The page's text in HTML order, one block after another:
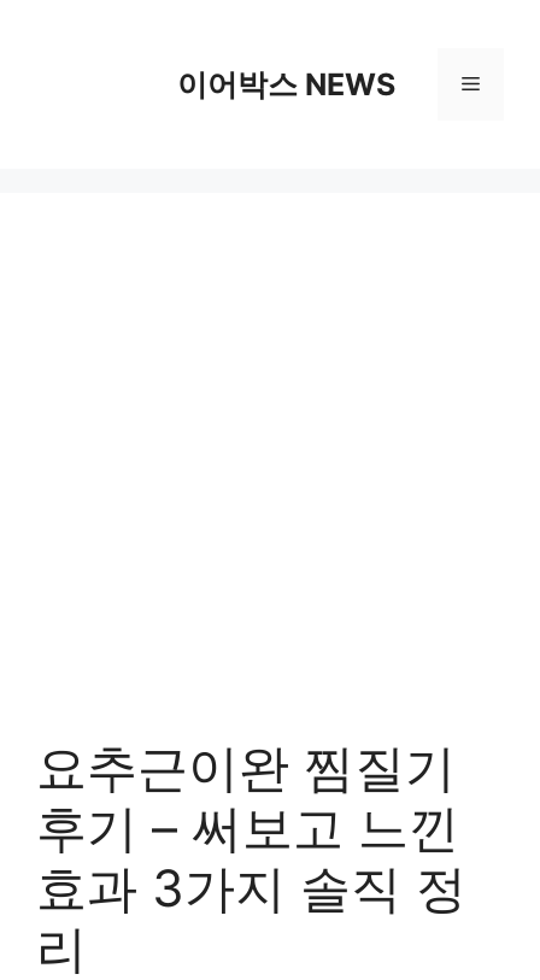
이어박스 NEWS 메
요추근이완 찜질기
후기 – 써보고 느낀
효과 3가지 솔직 정
리